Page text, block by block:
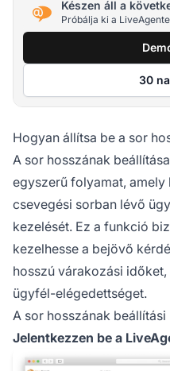
Készen áll a
Próbálja ki a
30
Hogyan állítsa be a sor
A sor hosszának
egyszerű folyamat, amely
csevegési sorban lévő
kezelését. Ez a funkció
kezelhesse a bejövő
hosszú várakozási
ügyfél-elégedettséget.
A sor hosszának beállítási
Jelentkezzen be a